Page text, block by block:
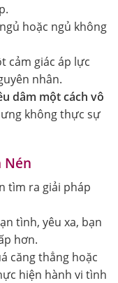
hoặc ngủ không
cảm giác áp lực
nhân.
dâm một cách vô
không thực sự
Nén
tìm ra giải pháp
tình, yêu xa, bạn
hơn.
căng thẳng hoặc
hiện hành vi tình